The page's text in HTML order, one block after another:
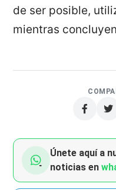
de ser posible,
mientras
Únete aquí a
noticias en